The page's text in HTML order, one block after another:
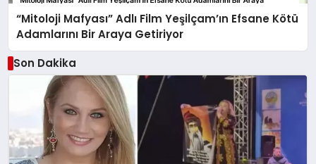
“Mitoloji Mafyası” Adlı Film Yeşilçam’ın Efsane Kötü
Adamlarını Bir Araya Getiriyor
Son Dakika